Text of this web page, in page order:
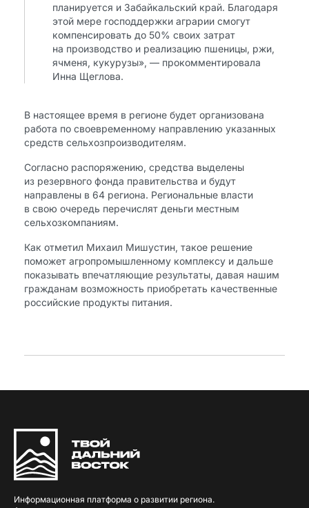
планируется и Забайкальский край. Благодаря
этой мере господдержки аграрии смогут
компенсировать до 50% своих затрат
на производство и реализацию пшеницы, ржи,
ячменя, кукурузы», — прокомментировала
Инна Щеглова.
В настоящее время в регионе будет организована
работа по своевременному направлению указанных
средств сельхозпроизводителям.
Согласно распоряжению, средства выделены
из резервного фонда правительства и будут
направлены в 64 региона. Региональные власти
в свою очередь перечислят деньги местным
сельхозкомпаниям.
Как отметил Михаил Мишустин, такое решение
поможет агропромышленному комплексу и дальше
показывать впечатляющие результаты, давая нашим
гражданам возможность приобретать качественные
российские продукты питания.
Информационная платформа о развитии региона.